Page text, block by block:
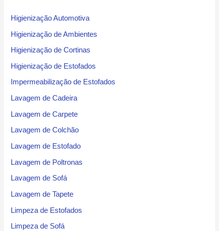
Higienização Automotiva
Higienização de Ambientes
Higienização de Cortinas
Higienização de Estofados
Impermeabilização de Estofados
Lavagem de Cadeira
Lavagem de Carpete
Lavagem de Colchão
Lavagem de Estofado
Lavagem de Poltronas
Lavagem de Sofá
Lavagem de Tapete
Limpeza de Estofados
Limpeza de Sofá